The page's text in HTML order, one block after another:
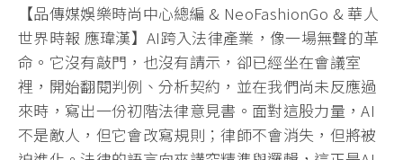
【品傳媒娛樂時尚中心總編 & NeoFashionGo & 華人
世界時報 應瑋漢】AI跨入法律產業， 像一場無聲的革
命。它沒有敲門，也沒有請示， 卻已經坐在會議室
裡，開始翻閱判例、分析契約， 並在我們尚未反應過
來時，寫出一份初階法律意見書。 面對這股力量，AI
不是敵人，但它會改寫規則；律師不會消失， 但將被